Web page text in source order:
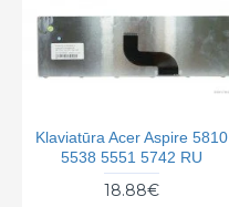
Klaviatūra Acer Aspire 5810
5538 5551 5742 RU
18.88€